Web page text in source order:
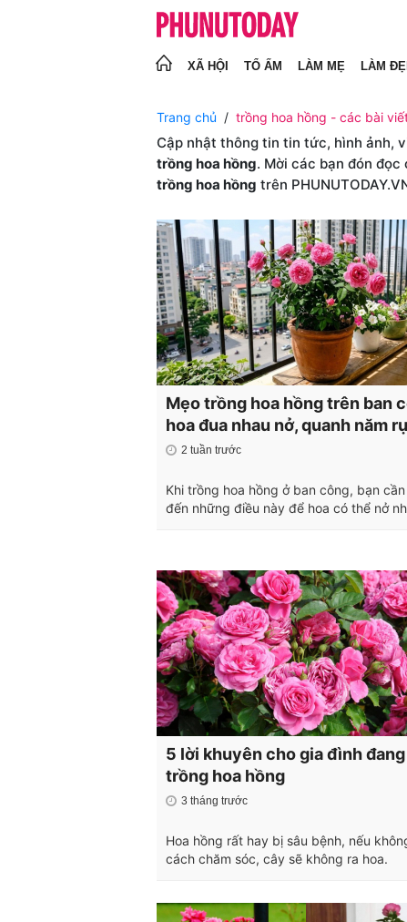
XÃ HỘI TỔ ẤM LÀM MẸ LÀM
Trang chủ trồng hoa hồng - các bài
Cập nhật thông tin tin tức, hình ảnh,
trồng hoa hồng. Mời các bạn đón
trồng hoa hồng trên
Mẹo trồng hoa hồng trên ban
hoa đua nhau nở, quanh năm
2 tuần trước
Khi trồng hoa hồng ở ban công, bạn
đến những điều này để hoa có thể nở
5 lời khuyên cho gia đình đang
trồng hoa hồng
3 tháng trước
Hoa hồng rất hay bị sâu bệnh, nếu
cách chăm sóc, cây sẽ không ra hoa.